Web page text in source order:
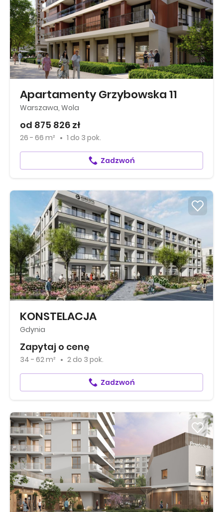
Apartamenty Grzybowska 11
Warszawa, Wola
od 875 826 zł
26 - 66 m² 1 do 3 pok.
Zadzwoń
KONSTELACJA
Gdynia
Zapytaj o cenę
34 - 62 m² 2 do 3 pok.
Zadzwoń